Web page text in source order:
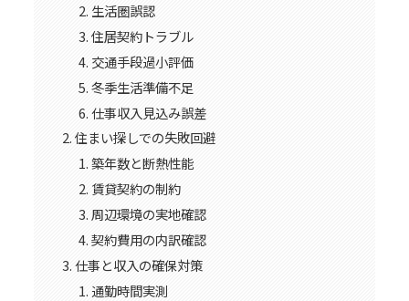
生活圏誤認
住居契約トラブル
交通手段過小評価
冬季生活準備不足
仕事収入見込み誤差
住まい探しでの失敗回避
築年数と断熱性能
賃貸契約の制約
周辺環境の実地確認
契約費用の内訳確認
仕事と収入の確保対策
通勤時間実測